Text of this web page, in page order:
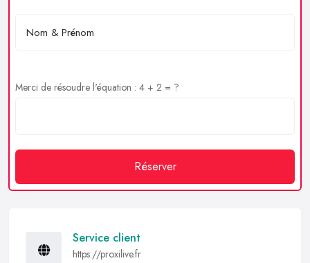
Merci de résoudre l'équation : 4 + 2 = ?
Réserver
Service client
https://proxilive.fr